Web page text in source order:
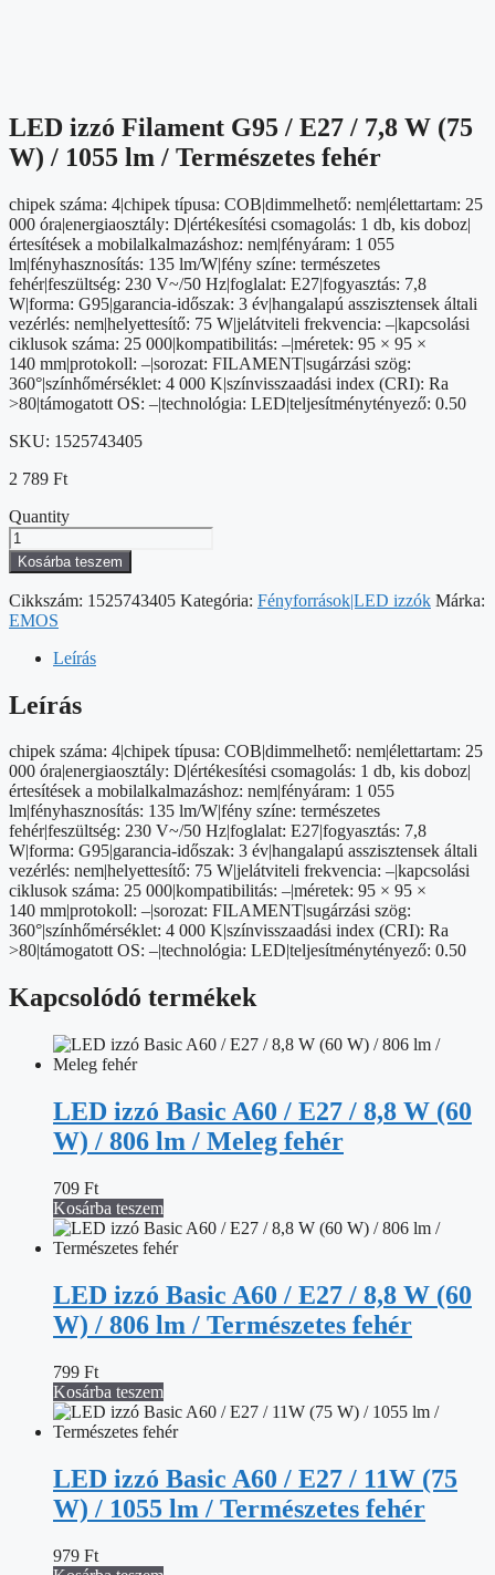
LED izzó Filament G95 / E27 / 7,8 W (75
W) / 1055 lm / Természetes fehér
chipek száma: 4|chipek típusa: COB|dimmelhető: nem|élettartam: 25
000 óra|energiaosztály: D|értékesítési csomagolás: 1 db, kis doboz|
értesítések a mobilalkalmazáshoz: nem|fényáram: 1 055
lm|fényhasznosítás: 135 lm/W|fény színe: természetes
fehér|feszültség: 230 V~/50 Hz|foglalat: E27|fogyasztás: 7,8
W|forma: G95|garancia-időszak: 3 év|hangalapú asszisztensek általi
vezérlés: nem|helyettesítő: 75 W|jelátviteli frekvencia: –|kapcsolási
ciklusok száma: 25 000|kompatibilitás: –|méretek: 95 × 95 ×
140 mm|protokoll: –|sorozat: FILAMENT|sugárzási szög:
360°|színhőmérséklet: 4 000 K|színvisszaadási index (CRI): Ra
>80|támogatott OS: –|technológia: LED|teljesítménytényező: 0.50
SKU: 1525743405
2 789 Ft
Quantity
LED
izzó
Filament
G95
/
E27
W
(75
/
1055
lm
/
Természetes
fehér
mennyiség
Kosárba teszem
Cikkszám: 1525743405 Kategória: Fényforrások|LED izzók Márka:
EMOS
Leírás
Leírás
chipek száma: 4|chipek típusa: COB|dimmelhető: nem|élettartam: 25
000 óra|energiaosztály: D|értékesítési csomagolás: 1 db, kis doboz|
értesítések a mobilalkalmazáshoz: nem|fényáram: 1 055
lm|fényhasznosítás: 135 lm/W|fény színe: természetes
fehér|feszültség: 230 V~/50 Hz|foglalat: E27|fogyasztás: 7,8
W|forma: G95|garancia-időszak: 3 év|hangalapú asszisztensek általi
vezérlés: nem|helyettesítő: 75 W|jelátviteli frekvencia: –|kapcsolási
ciklusok száma: 25 000|kompatibilitás: –|méretek: 95 × 95 ×
140 mm|protokoll: –|sorozat: FILAMENT|sugárzási szög:
360°|színhőmérséklet: 4 000 K|színvisszaadási index (CRI): Ra
>80|támogatott OS: –|technológia: LED|teljesítménytényező: 0.50
Kapcsolódó termékek
LED izzó Basic A60 / E27 / 8,8 W (60
W) / 806 lm / Meleg fehér
709 Ft
Kosárba teszem
LED izzó Basic A60 / E27 / 8,8 W (60
W) / 806 lm / Természetes fehér
799 Ft
Kosárba teszem
LED izzó Basic A60 / E27 / 11W (75
W) / 1055 lm / Természetes fehér
979 Ft